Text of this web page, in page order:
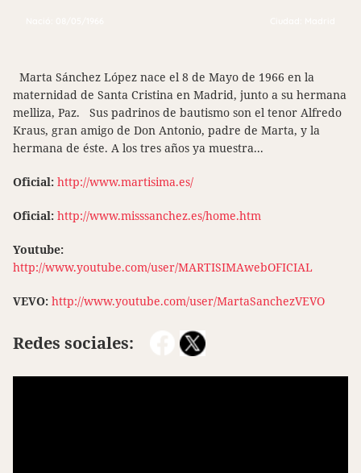
Marta Sánchez López nace el 8 de Mayo de 1966 en la
maternidad de Santa Cristina en Madrid, junto a su hermana
melliza, Paz. Sus padrinos de bautismo son el tenor Alfredo
Kraus, gran amigo de Don Antonio, padre de Marta, y la
hermana de éste. A los tres años ya muestra...
Oficial: http://www.martisima.es/
Oficial: http://www.misssanchez.es/home.htm
Youtube:
http://www.youtube.com/user/MARTISIMAwebOFICIAL
VEVO: http://www.youtube.com/user/MartaSanchezVEVO
Redes sociales: